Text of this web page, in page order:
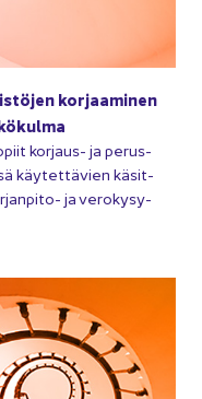
kor­jaa­mi­nen
korjaus-​ ja pe­rus­
käy­tet­tä­vien kä­sit­
ja ve­ro­ky­sy­